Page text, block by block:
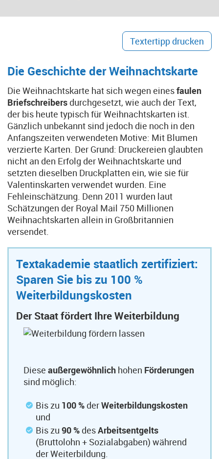
Textertipp drucken
Die Geschichte der Weihnachtskarte
Die Weihnachtskarte hat sich wegen einesfaulen
Briefschreibers durchgesetzt, wie auch der Text,
der bis heute typisch für Weihnachtskarten ist.
Gänzlich unbekannt sind jedoch die noch in den
Anfangszeiten verwendeten Motive: Mit Blumen
verzierte Karten. Der Grund: Druckereien glaubten
nicht an den Erfolg der Weihnachtskarte und
setzten dieselben Druckplatten ein, wie sie für
Valentinskarten verwendet wurden. Eine
Fehleinschätzung. Denn 2011 wurden laut
Schätzungen der Royal Mail 750 Millionen
Weihnachtskarten allein in Großbritannien
versendet.
Textakademie staatlich zertifiziert:
Sparen Sie bis zu 100 %
Weiterbildungskosten
Der Staat fördert Ihre Weiterbildung
Diese außergewöhnlich hohen Förderungen
sind möglich:
Bis zu 100 % derWeiterbildungskosten
und
Bis zu 90 % desArbeitsentgelts
(Bruttolohn + Sozialabgaben) während
der Weiterbildung.